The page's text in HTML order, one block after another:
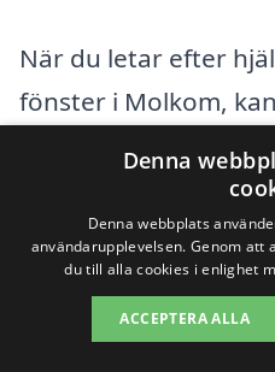
När du letar efter
fönster i Molkom,
titta på närliggande
fler alternativ. Här
kan hitta
fönsterbyten:
Karlstad
Denna
Denna webbplats
användarupplevelsen. Genom att
du till alla cookies i enlighet
ACCEPTERA ALLA